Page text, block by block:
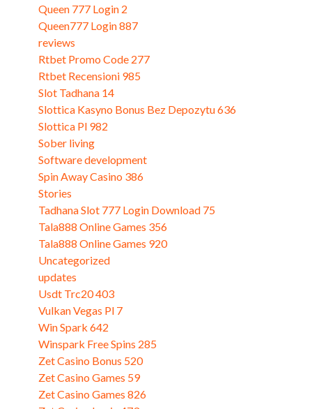
Queen 777 Login 2
Queen777 Login 887
reviews
Rtbet Promo Code 277
Rtbet Recensioni 985
Slot Tadhana 14
Slottica Kasyno Bonus Bez Depozytu 636
Slottica Pl 982
Sober living
Software development
Spin Away Casino 386
Stories
Tadhana Slot 777 Login Download 75
Tala888 Online Games 356
Tala888 Online Games 920
Uncategorized
updates
Usdt Trc20 403
Vulkan Vegas Pl 7
Win Spark 642
Winspark Free Spins 285
Zet Casino Bonus 520
Zet Casino Games 59
Zet Casino Games 826